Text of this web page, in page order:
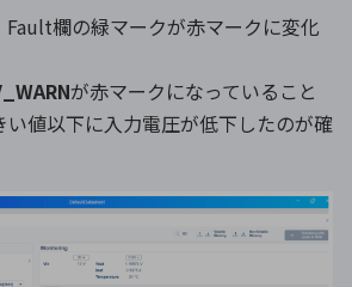
欄の緑マークが赤マークに変化
が赤マークになっていること
い値以下に入力電圧が低下したのが確